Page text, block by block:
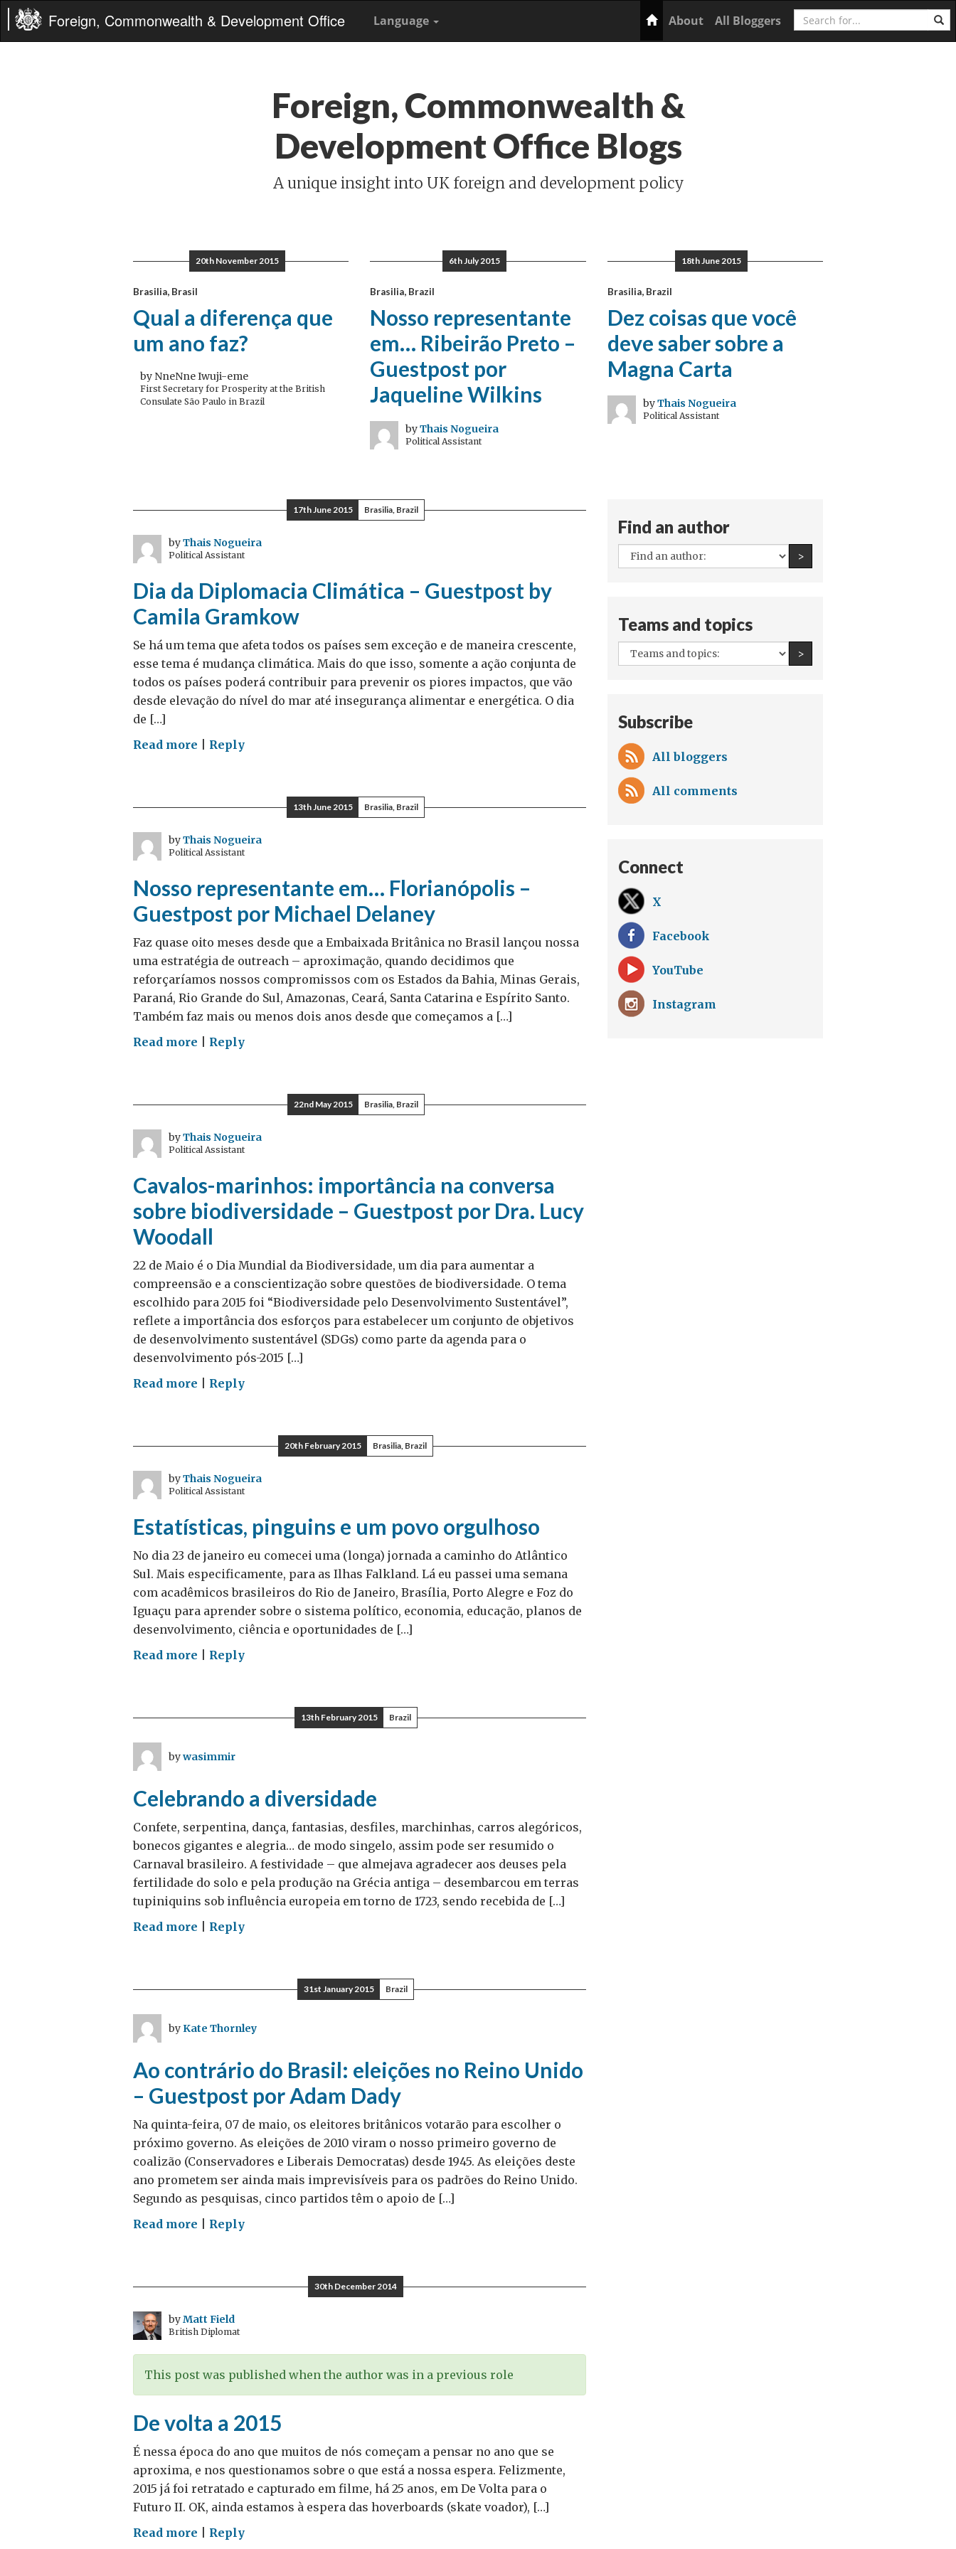
Foreign, Commonwealth & Development Office Language Home
About All Bloggers Search
Foreign, Commonwealth &
Development Office Blogs
A unique insight into UK foreign and development policy
20th November 2015
Brasilia, Brasil
Qual a diferença que
um ano faz?
by NneNne Iwuji-eme
First Secretary for Prosperity at the British
Consulate São Paulo in Brazil
6th July 2015
Brasilia, Brazil
Nosso representante
em… Ribeirão Preto –
Guestpost por
Jaqueline Wilkins
byThais Nogueira
Political Assistant
18th June 2015
Brasilia, Brazil
Dez coisas que você
deve saber sobre a
Magna Carta
byThais Nogueira
Political Assistant
17th June 2015 Brasilia, Brazil
byThais Nogueira
Political Assistant
Dia da Diplomacia Climática – Guestpost by
Camila Gramkow
Se há um tema que afeta todos os países sem exceção e de maneira crescente,
esse tema é mudança climática. Mais do que isso, somente a ação conjunta de
todos os países poderá contribuir para prevenir os piores impactos, que vão
desde elevação do nível do mar até insegurança alimentar e energética. O dia
de […]
Read more on
–
Guestpost
Camila
Gramkow
Reply
13th June 2015 Brasilia, Brazil
byThais Nogueira
Political Assistant
Nosso representante em… Florianópolis –
Guestpost por Michael Delaney
Faz quase oito meses desde que a Embaixada Britânica no Brasil lançou nossa
uma estratégia de outreach – aproximação, quando decidimos que
reforçaríamos nossos compromissos com os Estados da Bahia, Minas Gerais,
Paraná, Rio Grande do Sul, Amazonas, Ceará, Santa Catarina e Espírito Santo.
Também faz mais ou menos dois anos desde que começamos a […]
Read more on
–
Guestpost
Michael
Delaney
Reply
22nd May 2015 Brasilia, Brazil
byThais Nogueira
Political Assistant
Cavalos-marinhos: importância na conversa
sobre biodiversidade – Guestpost por Dra. Lucy
Woodall
22 de Maio é o Dia Mundial da Biodiversidade, um dia para aumentar a
compreensão e a conscientização sobre questões de biodiversidade. O tema
escolhido para 2015 foi “Biodiversidade pelo Desenvolvimento Sustentável”,
reflete a importância dos esforços para estabelecer um conjunto de objetivos
de desenvolvimento sustentável (SDGs) como parte da agenda para o
desenvolvimento pós-2015 […]
Read more on
conversa
sobre
–
Guestpost
Dra.
Woodall
Reply
20th February 2015 Brasilia, Brazil
byThais Nogueira
Political Assistant
Estatísticas, pinguins e um povo orgulhoso
No dia 23 de janeiro eu comecei uma (longa) jornada a caminho do Atlântico
Sul. Mais especificamente, para as Ilhas Falkland. Lá eu passei uma semana
com acadêmicos brasileiros do Rio de Janeiro, Brasília, Porto Alegre e Foz do
Iguaçu para aprender sobre o sistema político, economia, educação, planos de
desenvolvimento, ciência e oportunidades de […]
Read more onReply
13th February 2015 Brazil
bywasimmir
Celebrando a diversidade
Confete, serpentina, dança, fantasias, desfiles, marchinhas, carros alegóricos,
bonecos gigantes e alegria… de modo singelo, assim pode ser resumido o
Carnaval brasileiro. A festividade – que almejava agradecer aos deuses pela
fertilidade do solo e pela produção na Grécia antiga – desembarcou em terras
tupiniquins sob influência europeia em torno de 1723, sendo recebida de […]
Read more onReply
31st January 2015 Brazil
byKate Thornley
Ao contrário do Brasil: eleições no Reino Unido
– Guestpost por Adam Dady
Na quinta-feira, 07 de maio, os eleitores britânicos votarão para escolher o
próximo governo. As eleições de 2010 viram o nosso primeiro governo de
coalizão (Conservadores e Liberais Democratas) desde 1945. As eleições deste
ano prometem ser ainda mais imprevisíveis para os padrões do Reino Unido.
Segundo as pesquisas, cinco partidos têm o apoio de […]
Read more on
eleições
no
Reino
Unido
por
Adam
Reply
30th December 2014
byMatt Field
British Diplomat
This post was published when the author was in a previous role
De volta a 2015
É nessa época do ano que muitos de nós começam a pensar no ano que se
aproxima, e nos questionamos sobre o que está a nossa espera. Felizmente,
2015 já foi retratado e capturado em filme, há 25 anos, em De Volta para o
Futuro II. OK, ainda estamos à espera das hoverboards (skate voador), […]
Read more onReply
Find an author
All
authors:
>Find an author
Teams and topics
All
teams
>Find an author
Subscribe
All bloggers
All comments
Connect
X
Facebook
YouTube
Instagram